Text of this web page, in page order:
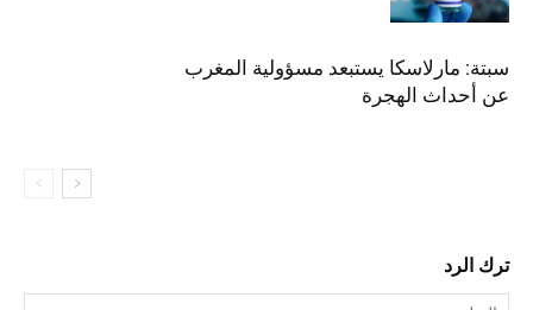
سبتة: مارلاسكا يستبعد مسؤولية المغرب
عن أحداث الهجرة
ترك الرد